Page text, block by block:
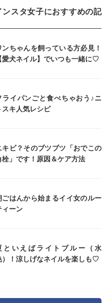
ンスタ女子におすすめの記
ンちゃんを飼っている方必見！
愛犬ネイル】でいつも一緒に♡
ライパンごと食べちゃおう♪ニ
スキ人気レシピ
キビ？そのブツブツ「おでこの
栓」です！原因＆ケア方法
ごはんから始まるイイ女のルー
ィーン
といえばライトブルー（水
）！涼しげなネイルを楽しも♡